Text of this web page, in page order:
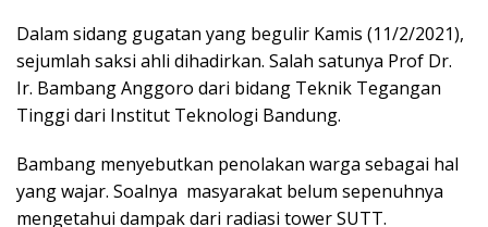
Dalam sidang gugatan yang begulir Kamis (11/2/2021),
sejumlah saksi ahli dihadirkan. Salah satunya Prof Dr.
Ir. Bambang Anggoro dari bidang Teknik Tegangan
Tinggi dari Institut Teknologi Bandung.
Bambang menyebutkan penolakan warga sebagai hal
yang wajar. Soalnya masyarakat belum sepenuhnya
mengetahui dampak dari radiasi tower SUTT.